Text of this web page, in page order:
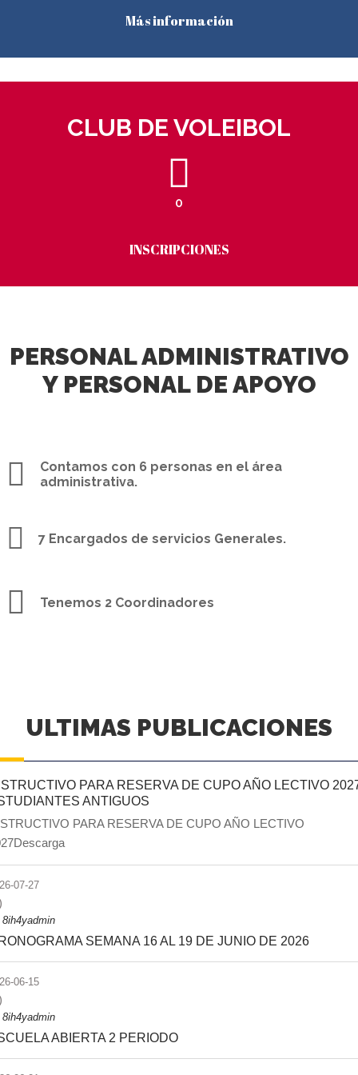
Más información
CLUB DE VOLEIBOL
0
INSCRIPCIONES
PERSONAL ADMINISTRATIVO
Y PERSONAL DE APOYO
Contamos con 6 personas en el área
administrativa.
7 Encargados de servicios Generales.
Tenemos 2 Coordinadores
ULTIMAS PUBLICACIONES
PARA RESERVA DE CUPO AÑO LECTIVO
ANTIGUOS
PARA RESERVA DE CUPO AÑO LECTIVO
07-27
8ih4yadmin
SEMANA 16 AL 19 DE JUNIO DE 2026
06-15
8ih4yadmin
ABIERTA 2 PERIODO